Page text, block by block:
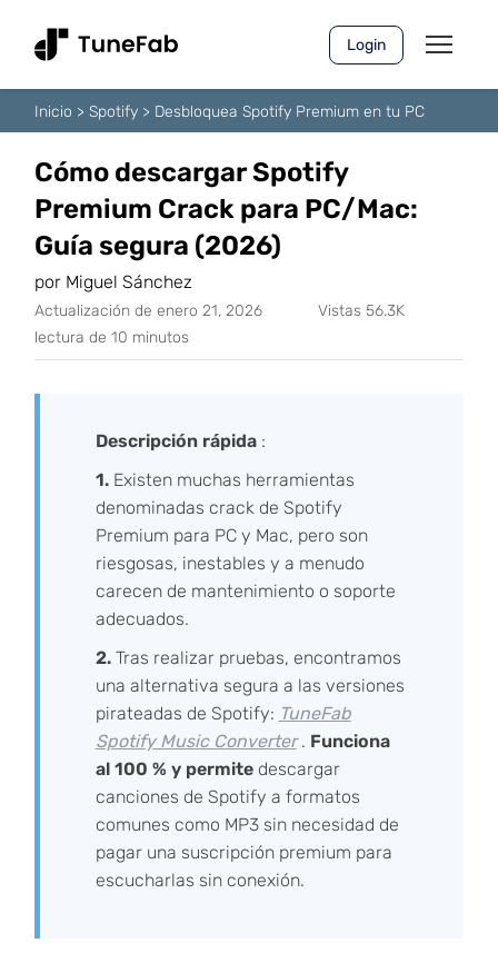
Login
Inicio > Spotify > Desbloquea Spotify Premium en tu PC
Cómo descargar Spotify
Premium Crack para PC/Mac:
Guía segura (2026)
por Miguel Sánchez
Actualización de enero 21, 2026
Vistas 56.3K
lectura de 10 minutos
Descripción rápida:
1.Existen muchas herramientas
denominadas crack de Spotify
Premium para PC y Mac, pero son
riesgosas, inestables y a menudo
carecen de mantenimiento o soporte
adecuados.
2.Tras realizar pruebas, encontramos
una alternativa segura a las versiones
pirateadas de Spotify: TuneFab
Spotify Music Converter. Funciona
al 100 % y permitedescargar
canciones de Spotify a formatos
comunes como MP3 sin necesidad de
pagar una suscripción premium para
escucharlas sin conexión.